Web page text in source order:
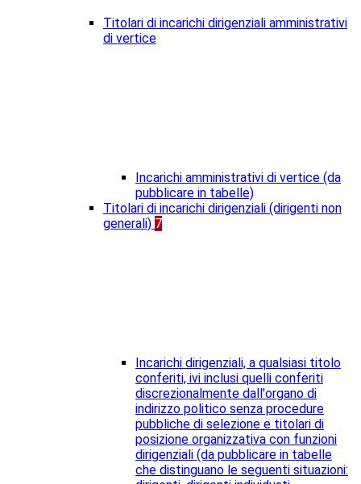
Titolari di incarichi dirigenziali amministrativi
di vertice
Incarichi amministrativi di vertice (da
pubblicare in tabelle)
Titolari di incarichi dirigenziali (dirigenti non
generali) 7
Incarichi dirigenziali, a qualsiasi titolo
conferiti, ivi inclusi quelli conferiti
discrezionalmente dall'organo di
indirizzo politico senza procedure
pubbliche di selezione e titolari di
posizione organizzativa con funzioni
dirigenziali (da pubblicare in tabelle
che distinguano le seguenti situazioni: